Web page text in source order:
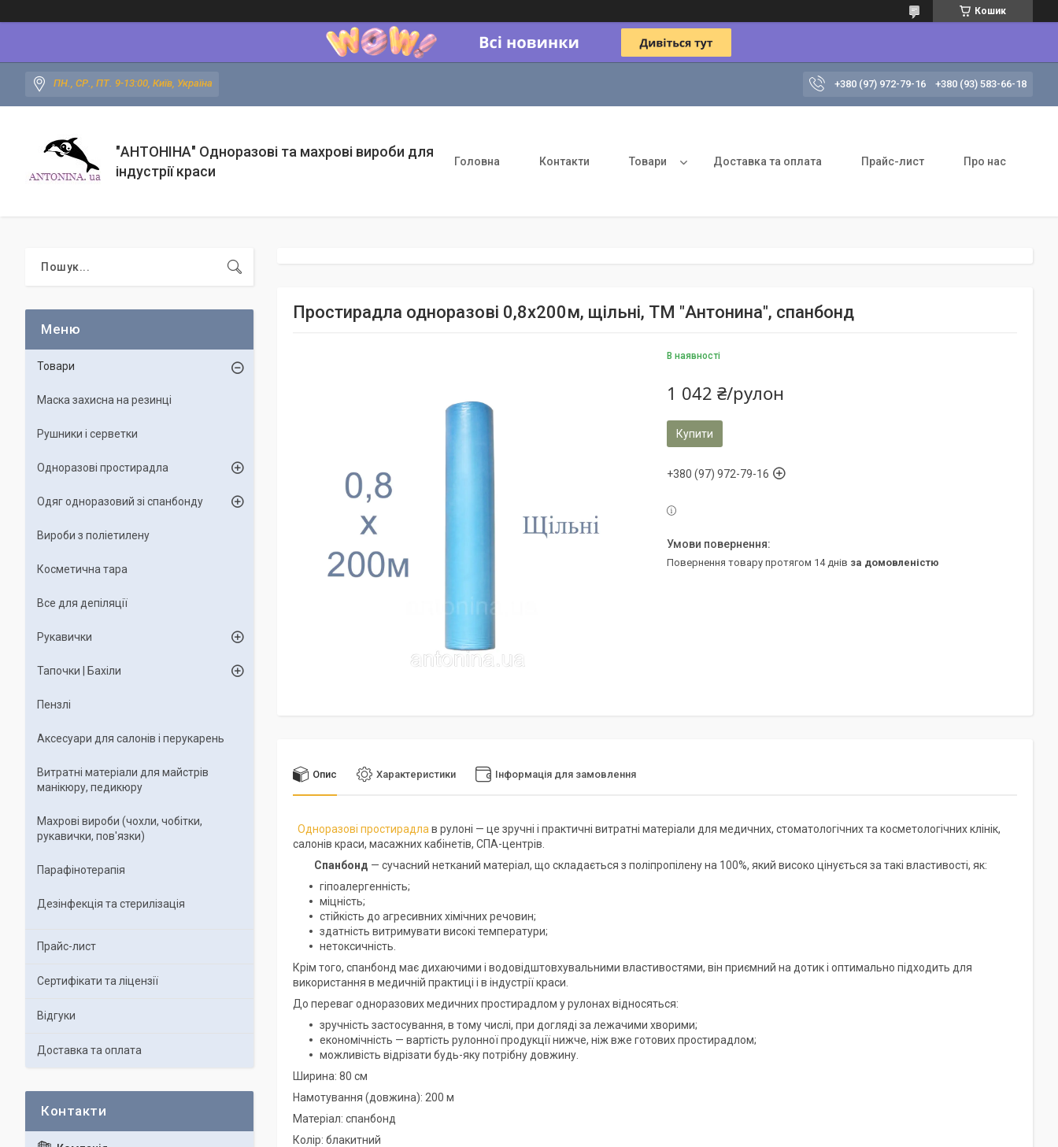
Кошик
ПН., СР., ПТ. 9-13:00, Київ, Україна +380 (97) 972-79-16 +380 (93) 583-66-18
"АНТОНІНА" Одноразові та махрові вироби для
індустрії краси
Головна Контакти Товари Доставка та оплата Прайс-лист Про нас
Простирадла одноразові 0,8х200м, щільні, ТМ "Антонина", спанбонд
В наявності
1 042 ₴/рулон
Купити
+380 (97) 972-79-16
повернення товару протягом 14 днів за домовленістю
Опис Характеристики Інформація для замовлення
Одноразові простирадла в рулоні — це зручні і практичні витратні матеріали для медичних, стоматологічних та косметологічних клінік,
салонів краси, масажних кабінетів, СПА-центрів.
Спанбонд — сучасний нетканий матеріал, що складається з поліпропілену на 100%, який високо цінується за такі властивості, як:
гіпоалергенність;
міцність;
стійкість до агресивних хімічних речовин;
здатність витримувати високі температури;
нетоксичність.
Крім того, спанбонд має дихаючими і водовідштовхувальними властивостями, він приємний на дотик і оптимально підходить для
використання в медичній практиці і в індустрії краси.
До переваг одноразових медичних простирадлом у рулонах відносяться:
зручність застосування, в тому числі, при догляді за лежачими хворими;
економічність — вартість рулонної продукції нижче, ніж вже готових простирадлом;
можливість відрізати будь-яку потрібну довжину.
Ширина: 80 см
Намотування (довжина): 200 м
Матеріал: спанбонд
Колір: блакитний
Товари
Маска захисна на резинці
Рушники і серветки
Одноразові простирадла
Одяг одноразовий зі спанбонду
Вироби з поліетилену
Косметична тара
Все для депіляції
Рукавички
Тапочки | Бахіли
Пензлі
Аксесуари для салонів і перукарень
Витратні матеріали для майстрів
манікюру, педикюру
Махрові вироби (чохли, чобітки,
рукавички, пов'язки)
Парафінотерапія
Дезінфекція та стерилізація
Прайс-лист
Сертифікати та ліцензії
Відгуки
Доставка та оплата